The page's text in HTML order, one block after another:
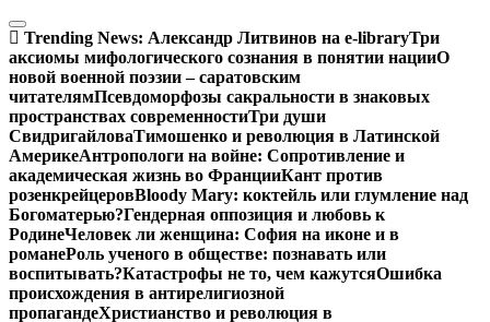
Перейти
к
содержимому
Trending News: Александр Литвинов на e-libraryТри
аксиомы мифологического сознания в понятии нацииО
новой военной поэзии – саратовским
читателямПсевдоморфозы сакральности в знаковых
пространствах современностиТри души
СвидригайловаТимошенко и революция в Латинской
АмерикеАнтропологи на войне: Сопротивление и
академическая жизнь во ФранцииКант против
розенкрейцеровBloody Mary: коктейль или глумление над
Богоматерью?Гендерная оппозиция и любовь к
РодинеЧеловек ли женщина: София на иконе и в
романеРоль ученого в обществе: познавать или
воспитывать?Катастрофы не то, чем кажутсяОшибка
происхождения в антирелигиозной
пропагандеХристианство и революция в